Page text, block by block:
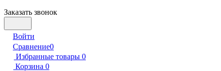
Заказать звонок
Войти
Сравнение0
Избранные товары 0
Корзина 0